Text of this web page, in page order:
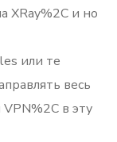
XRay%2C и но
или те
весь
в эту